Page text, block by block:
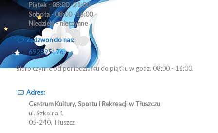
Piątek - 08:00 -21:00
Sobota - 08:00 -16:00
Niedziela - nieczynne
Zadzwoń do nas:
692895176
Biuro czynne od poniedziałku do piątku w godz. 08:00 - 16:00.
Adres:
Centrum Kultury, Sportu i Rekreacji w Tłuszczu
ul. Szkolna 1
05-240, Tłuszcz